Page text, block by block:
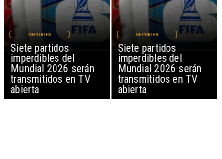
Siete partidos
imperdibles del
Mundial 2026 serán
transmitidos en TV
abierta
DEPORTES
Siete partidos
imperdibles del
Mundial 2026 serán
transmitidos en TV
abierta
DEPORTES